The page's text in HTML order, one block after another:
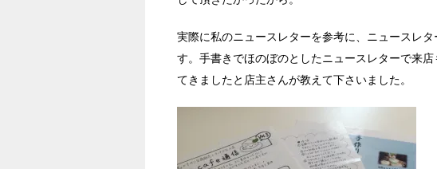
実際に私のニュースレターを参考に、ニュースレ
す。手書きでほのぼのとしたニュースレターで来
てきましたと店主さんが教えて下さいました。